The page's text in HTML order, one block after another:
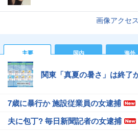
画像アクセ
主要 国内 海外
関東「真夏の暑さ」は終了
7歳に暴行か 施設従業員の女逮捕
夫に包丁? 毎日新聞記者の女逮捕